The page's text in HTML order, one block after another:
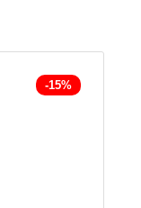
-15%